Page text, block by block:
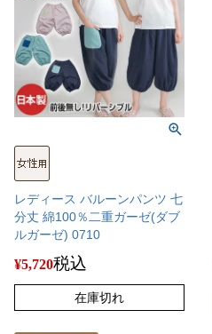
レディース バルーンパンツ 七
分丈 綿100％二重ガーゼ(ダブ
ルガーゼ) 0710
¥5,720税込
在庫切れ